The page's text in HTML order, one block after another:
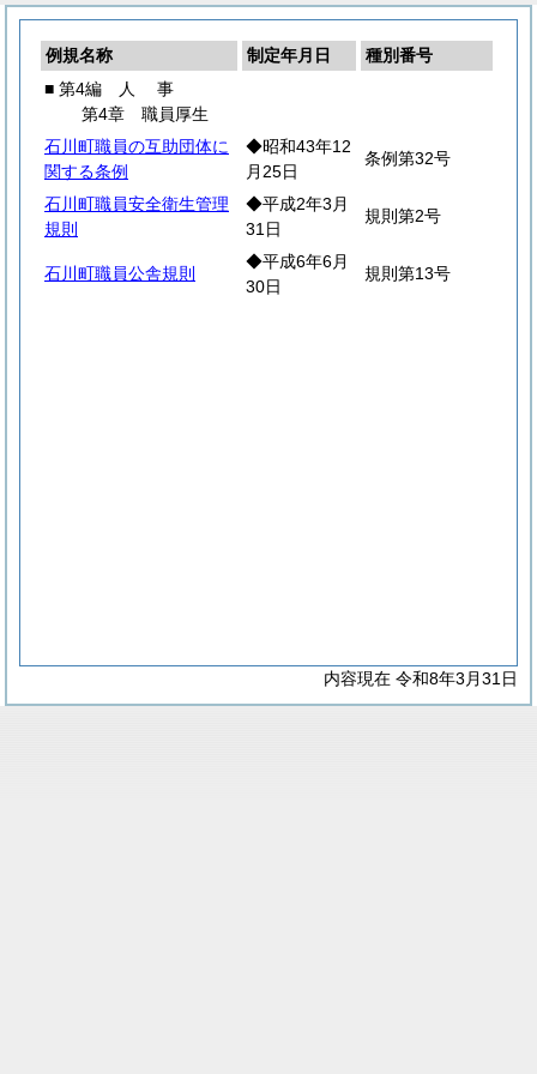
例規名称 制定年月日
種別番号
■ 第4編
人 事
第4章 職員厚生
石川町職員の互助団体に
関する条例
◆昭和43年12
月25日
条例第32号
石川町職員安全衛生管理
規則
◆平成2年3月
31日
規則第2号
石川町職員公舎規則
◆平成6年6月
30日
規則第13号
内容現在 令和8年3月31日